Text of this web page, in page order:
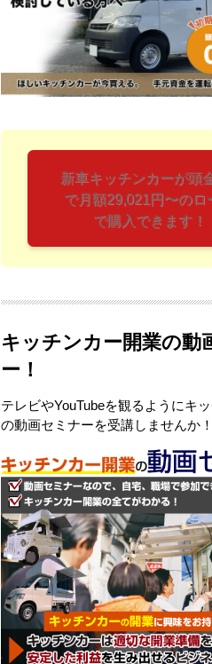
新車キッチンカーが頭
で月額29,021円〜のロ
で購入できます！
キッチンカー開業の動
ー！
テレビやYouTubeを観るようにキ
の動画セミナーを受講しませんか